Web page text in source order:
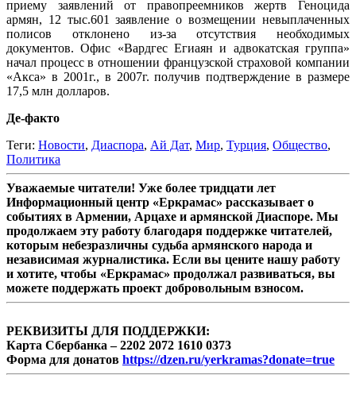
приему заявлений от правопреемников жертв Геноцида
армян, 12 тыс.601 заявление о возмещении невыплаченных
полисов отклонено из-за отсутствия необходимых
документов. Офис «Вардгес Егиаян и адвокатская группа»
начал процесс в отношении французской страховой компании
«Акса» в 2001г., в 2007г. получив подтверждение в размере
17,5 млн долларов.
Де-факто
Теги: Новости, Диаспора, Ай Дат, Мир, Турция, Общество,
Политика
Уважаемые читатели! Уже более тридцати лет
Информационный центр «Еркрамас» рассказывает о
событиях в Армении, Арцахе и армянской Диаспоре. Мы
продолжаем эту работу благодаря поддержке читателей,
которым небезразличны судьба армянского народа и
независимая журналистика. Если вы цените нашу работу
и хотите, чтобы «Еркрамас» продолжал развиваться, вы
можете поддержать проект добровольным взносом.
РЕКВИЗИТЫ ДЛЯ ПОДДЕРЖКИ:
Карта Сбербанка – 2202 2072 1610 0373
Форма для донатов https://dzen.ru/yerkramas?donate=true